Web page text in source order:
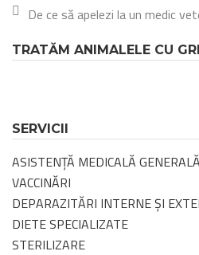
De ce să apelezi la un medic
TRATĂM ANIMALELE CU
SERVICII
ASISTENȚĂ MEDICALĂ GENERALĂ
VACCINĂRI
DEPARAZITĂRI INTERNE ȘI
DIETE SPECIALIZATE
STERILIZARE